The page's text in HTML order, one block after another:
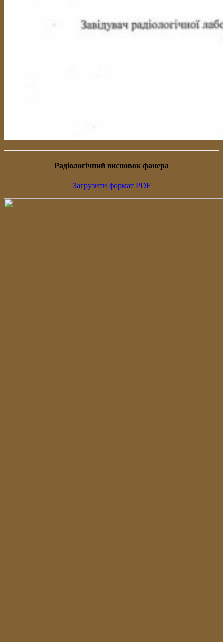
Радіологічний висновок фанера
Загрузити формат PDF